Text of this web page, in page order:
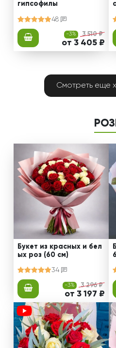
гипсофилы
48
-3% 3 510 ₽
от 3 405 ₽
Смотреть еще
Букет из красных и бел
ых роз (60 см)
34
-3% 3 296 ₽
от 3 197 ₽